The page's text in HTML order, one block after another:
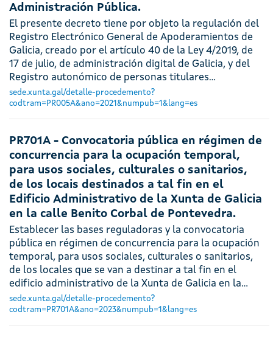
Administración Pública.
El presente decreto tiene por objeto la regulación del
Registro Electrónico General de Apoderamientos de
Galicia, creado por el artículo 40 de la Ley 4/2019, de
17 de julio, de administración digital de Galicia, y del
Registro autonómico de personas titulares…
sede.xunta.gal/detalle-procedemento?
codtram=PR005A&ano=2021&numpub=1&lang=es
PR701A - Convocatoria pública en régimen de
concurrencia para la ocupación temporal,
para usos sociales, culturales o sanitarios,
de los locais destinados a tal fin en el
Edificio Administrativo de la Xunta de Galicia
en la calle Benito Corbal de Pontevedra.
Establecer las bases reguladoras y la convocatoria
pública en régimen de concurrencia para la ocupación
temporal, para usos sociales, culturales o sanitarios,
de los locales que se van a destinar a tal fin en el
edificio administrativo de la Xunta de Galicia en la…
sede.xunta.gal/detalle-procedemento?
codtram=PR701A&ano=2023&numpub=1&lang=es